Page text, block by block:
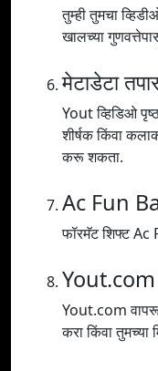
तुम्ही तुमचा
खालच्या
मेटाडेटा
Yout व्हिडिओ
शीर्षक किंवा
करू शकता.
Ac Fun
फॉरमॅट शिफ्ट
Yout.com
Yout.com
करा किंवा तुमच्या